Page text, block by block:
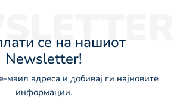
се на нашиот
Newsletter!
маил адреса и добивај ги најновите
информации.